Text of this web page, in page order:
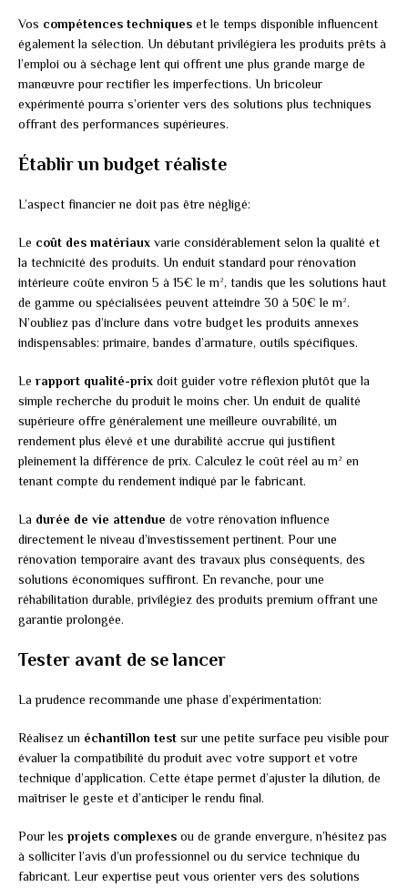
Vos compétences techniques et le temps disponible influencent
également la sélection. Un débutant privilégiera les produits prêts à
l’emploi ou à séchage lent qui offrent une plus grande marge de
manœuvre pour rectifier les imperfections. Un bricoleur
expérimenté pourra s’orienter vers des solutions plus techniques
offrant des performances supérieures.
Établir un budget réaliste
L’aspect financier ne doit pas être négligé:
Le coût des matériaux varie considérablement selon la qualité et
la technicité des produits. Un enduit standard pour rénovation
intérieure coûte environ 5 à 15€ le m², tandis que les solutions haut
de gamme ou spécialisées peuvent atteindre 30 à 50€ le m².
N’oubliez pas d’inclure dans votre budget les produits annexes
indispensables: primaire, bandes d’armature, outils spécifiques.
Le rapport qualité-prix doit guider votre réflexion plutôt que la
simple recherche du produit le moins cher. Un enduit de qualité
supérieure offre généralement une meilleure ouvrabilité, un
rendement plus élevé et une durabilité accrue qui justifient
pleinement la différence de prix. Calculez le coût réel au m² en
tenant compte du rendement indiqué par le fabricant.
La durée de vie attendue de votre rénovation influence
directement le niveau d’investissement pertinent. Pour une
rénovation temporaire avant des travaux plus conséquents, des
solutions économiques suffiront. En revanche, pour une
réhabilitation durable, privilégiez des produits premium offrant une
garantie prolongée.
Tester avant de se lancer
La prudence recommande une phase d’expérimentation:
Réalisez un échantillon test sur une petite surface peu visible pour
évaluer la compatibilité du produit avec votre support et votre
technique d’application. Cette étape permet d’ajuster la dilution, de
maîtriser le geste et d’anticiper le rendu final.
Pour les projets complexes ou de grande envergure, n’hésitez pas
à solliciter l’avis d’un professionnel ou du service technique du
fabricant. Leur expertise peut vous orienter vers des solutions